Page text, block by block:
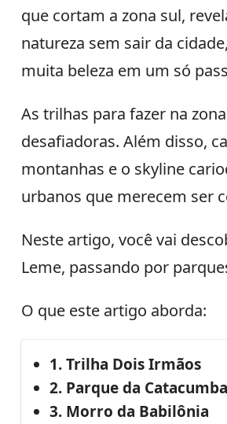
que cortam a zona sul,
natureza sem sair da
muita beleza em um só
As trilhas para fazer na
desafiadoras. Além disso,
montanhas e o skyline
urbanos que merecem ser
Neste artigo, você vai
Leme, passando por
O que este artigo aborda:
1. Trilha Dois Irmãos
2. Parque da Catacumba
3. Morro da Babilônia